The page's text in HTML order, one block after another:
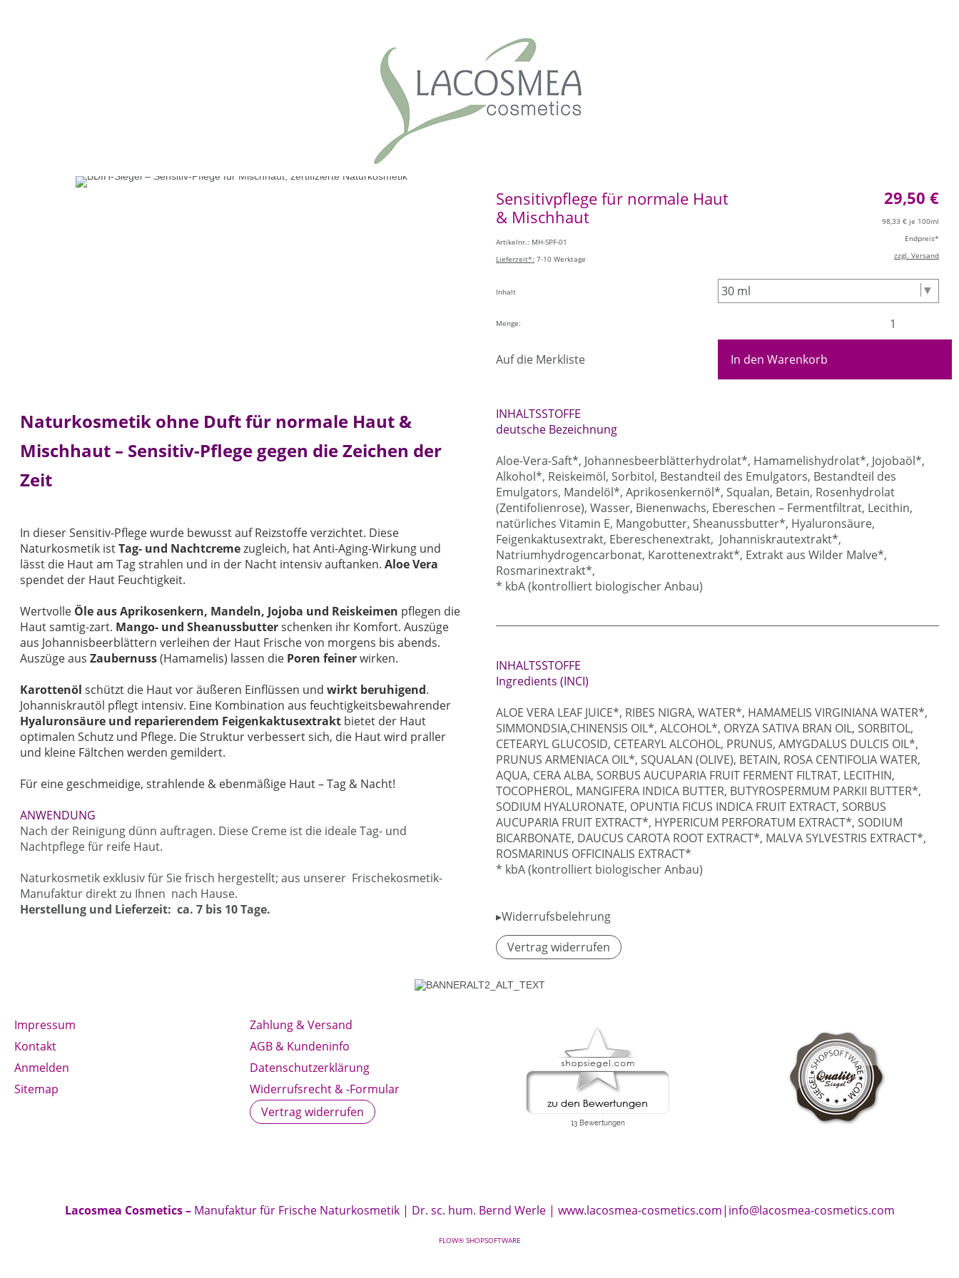
29,50 €
Sensitivpflege für normale Haut
& Mischhaut
Artikelnr.: MH-SPF-01
Lieferzeit*: 7-10 Werktage
98,33 € je 100ml
Endpreis*
zzgl. Versand
Inhalt
Menge:
Auf die Merkliste In den Warenkorb
Naturkosmetik ohne Duft für normale Haut &
Mischhaut – Sensitiv-Pflege gegen die Zeichen der
Zeit
In dieser Sensitiv-Pflege wurde bewusst auf Reizstoffe verzichtet. Diese
Naturkosmetik istTag- und Nachtcremezugleich, hat Anti-Aging-Wirkung und
lässt die Haut am Tag strahlen und in der Nacht intensiv auftanken. Aloe Vera
spendet der Haut Feuchtigkeit.
Wertvolle Öle aus Aprikosenkern, Mandeln, Jojoba und Reiskeimen pflegen die
Haut samtig-zart. Mango- und Sheanussbutterschenken ihr Komfort. Auszüge
aus Johannisbeerblättern verleihen der Haut Frische von morgens bis abends.
Auszüge aus Zaubernuss(Hamamelis) lassen die Poren feinerwirken.
Karottenöl schützt die Haut vor äußeren Einflüssen und wirkt beruhigend.
Johanniskrautöl pflegt intensiv. Eine Kombination aus feuchtigkeitsbewahrender
Hyaluronsäure und reparierendem Feigenkaktusextrakt bietet der Haut
optimalen Schutz und Pflege. Die Struktur verbessert sich, die Haut wird praller
und kleine Fältchen werden gemildert.
Für eine geschmeidige, strahlende & ebenmäßige Haut – Tag & Nacht!
ANWENDUNG
Nach der Reinigung dünn auftragen. Diese Creme ist die ideale Tag- und
Nachtpflege für reife Haut.
Naturkosmetik exklusiv für Sie frisch hergestellt; aus unserer Frischekosmetik-
Manufaktur direkt zu Ihnen nach Hause.
Herstellung und Lieferzeit: ca. 7 bis 10 Tage.
INHALTSSTOFFE
deutsche Bezeichnung
Aloe-Vera-Saft*, Johannesbeerblätterhydrolat*, Hamamelishydrolat*, Jojobaöl*,
Alkohol*, Reiskeimöl, Sorbitol, Bestandteil des Emulgators, Bestandteil des
Emulgators, Mandelöl*, Aprikosenkernöl*, Squalan, Betain, Rosenhydrolat
(Zentifolienrose), Wasser, Bienenwachs, Ebereschen – Fermentfiltrat, Lecithin,
natürliches Vitamin E, Mangobutter, Sheanussbutter*, Hyaluronsäure,
Feigenkaktusextrakt, Ebereschenextrakt, Johanniskrautextrakt*,
Natriumhydrogencarbonat, Karottenextrakt*, Extrakt aus Wilder Malve*,
Rosmarinextrakt*,
* kbA (kontrolliert biologischer Anbau)
INHALTSSTOFFE
Ingredients (INCI)
ALOE VERA LEAF JUICE*, RIBES NIGRA, WATER*, HAMAMELIS VIRGINIANA WATER*,
SIMMONDSIA,CHINENSIS OIL*, ALCOHOL*, ORYZA SATIVA BRAN OIL, SORBITOL,
CETEARYL GLUCOSID, CETEARYL ALCOHOL, PRUNUS, AMYGDALUS DULCIS OIL*,
PRUNUS ARMENIACA OIL*, SQUALAN (OLIVE), BETAIN, ROSA CENTIFOLIA WATER,
AQUA, CERA ALBA, SORBUS AUCUPARIA FRUIT FERMENT FILTRAT, LECITHIN,
TOCOPHEROL, MANGIFERA INDICA BUTTER, BUTYROSPERMUM PARKII BUTTER*,
SODIUM HYALURONATE, OPUNTIA FICUS INDICA FRUIT EXTRACT, SORBUS
AUCUPARIA FRUIT EXTRACT*, HYPERICUM PERFORATUM EXTRACT*, SODIUM
BICARBONATE, DAUCUS CAROTA ROOT EXTRACT*, MALVA SYLVESTRIS EXTRACT*,
ROSMARINUS OFFICINALIS EXTRACT*
* kbA (kontrolliert biologischer Anbau)
▸Widerrufsbelehrung
Vertrag widerrufen
Impressum
Kontakt
Anmelden
Sitemap
Zahlung & Versand
AGB & Kundeninfo
Datenschutzerklärung
Widerrufsrecht & -Formular
Vertrag widerrufen
Lacosmea Cosmetics – Manufaktur für Frische Naturkosmetik | Dr. sc. hum. Bernd Werle | www.lacosmea-cosmetics.com| info@lacosmea-cosmetics.com
FLOW® SHOPSOFTWARE